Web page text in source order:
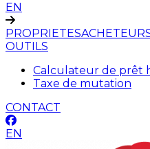
EN
PROPRIETES
OUTILS
Calculateur de prêt
Taxe de mutation
CONTACT
EN